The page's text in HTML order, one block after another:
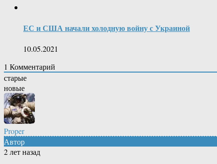
ЕС и США начали холодную войну с Украиной
10.05.2021
1 Комментарий
старые
новые
Proper
Автор
2 лет назад